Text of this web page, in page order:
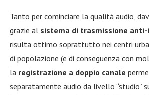
Tanto per cominciare la qualità audio,
grazie al sistema di trasmissione
risulta ottimo soprattutto nei centri
di popolazione (e di conseguenza con
la registrazione a doppio canale
separatamente audio da livello “studio”